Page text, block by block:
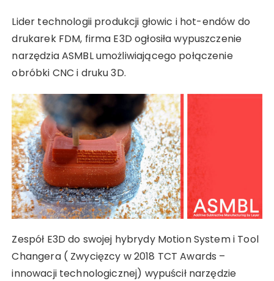
Lider technologii produkcji głowic i hot-endów do
drukarek FDM, firma E3D ogłosiła wypuszczenie
narzędzia ASMBL umożliwiającego połączenie
obróbki CNC i druku 3D.
Zespół E3D do swojej hybrydy Motion System i Tool
Changera ( Zwycięzcy w 2018 TCT Awards –
innowacji technologicznej) wypuścił narzędzie